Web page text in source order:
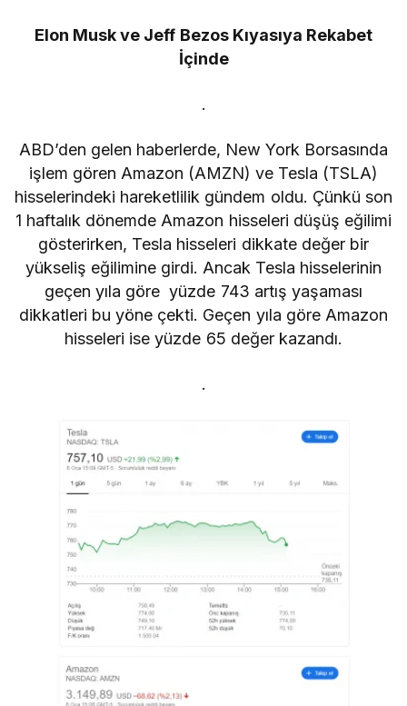
Elon Musk ve Jeff Bezos Kıyasıya Rekabet
İçinde
.
ABD’den gelen haberlerde, New York Borsasında
işlem gören Amazon (AMZN) ve Tesla (TSLA)
hisselerindeki hareketlilik gündem oldu. Çünkü son
1 haftalık dönemde Amazon hisseleri düşüş eğilimi
gösterirken, Tesla hisseleri dikkate değer bir
yükseliş eğilimine girdi. Ancak Tesla hisselerinin
geçen yıla göre yüzde 743 artış yaşaması
dikkatleri bu yöne çekti. Geçen yıla göre Amazon
hisseleri ise yüzde 65 değer kazandı.
.